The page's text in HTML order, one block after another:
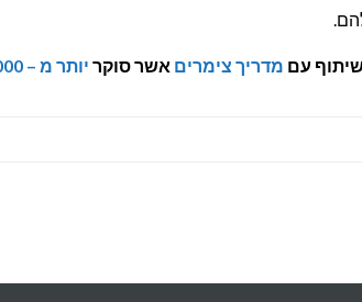
עם מדריך צימרים אשר סוקר יותר מ – 1000 צימרים בצפון